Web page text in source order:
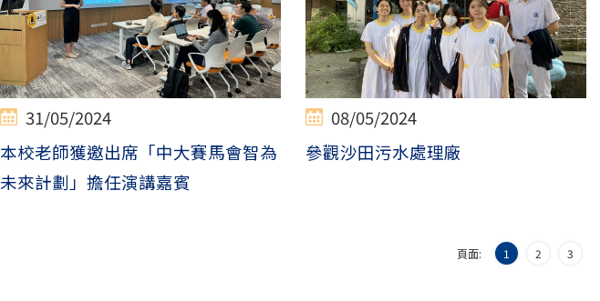
31/05/2024
本校老師獲邀出席「中大賽馬會智為
未來計劃」擔任演講嘉賓
08/05/2024
參觀沙田污水處理廠
頁面: 1 2 3